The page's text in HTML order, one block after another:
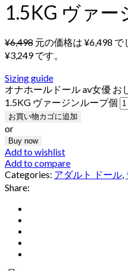
1.5KG ヴァ
¥6,498 元の価格は ¥6,498 で
¥3,249 です。
Sizing guide
オナホールドール av女優 お
1.5KG ヴァージンループ個
お買い物カゴに追加
or
Buy now
Add to wishlist
Add to compare
Categories: アダルト ドール,
Share: